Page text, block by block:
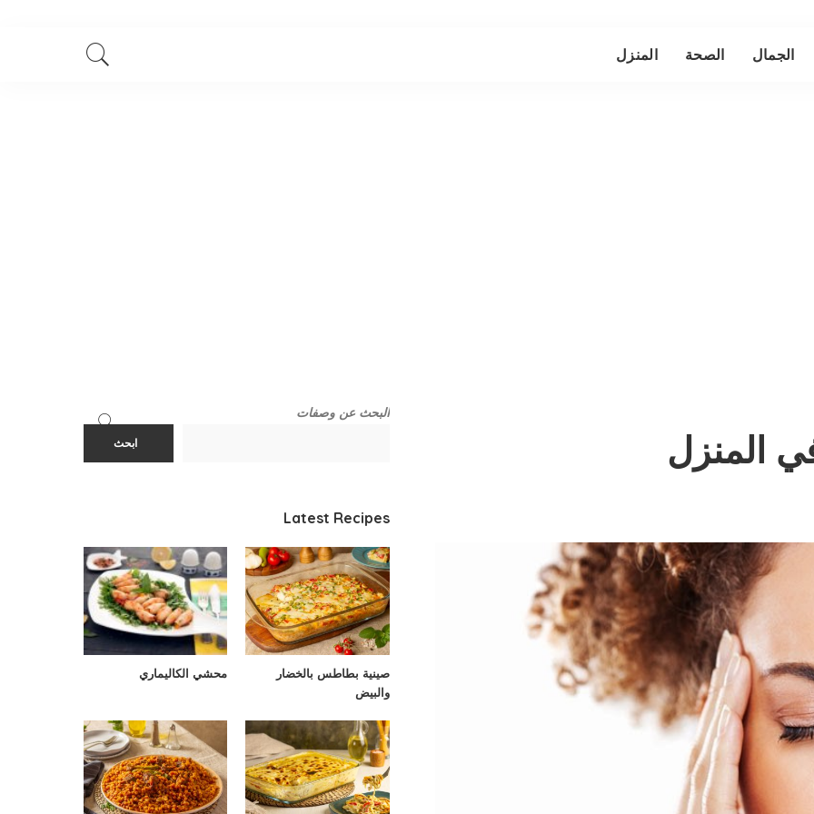
الجمال الصحة المنزل
البحث عن وصفات
ابحث
Latest Recipes
صينية بطاطس بالخضار
والبيض
محشي الكاليماري